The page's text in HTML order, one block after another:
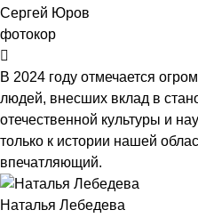
Сергей Юров
фотокор
В 2024 году отмечается
людей, внесших вклад в
отечественной культуры и
только к истории нашей
впечатляющий.
Наталья Лебедева